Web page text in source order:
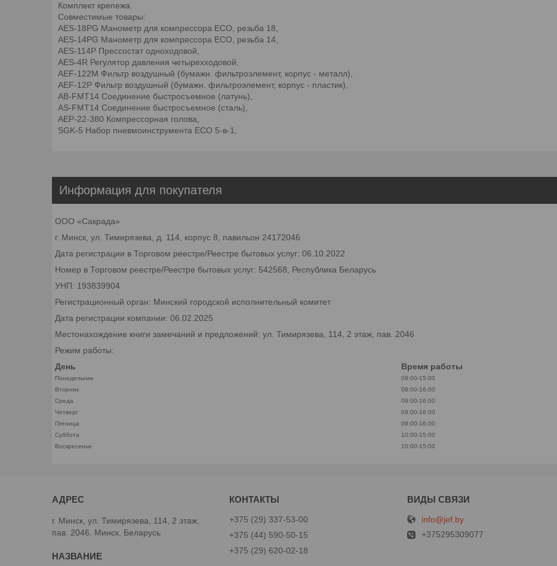
Комплект крепежа.
Совместимые товары:
AES-18PG Манометр для компрессора ECO, резьба 18,
AES-14PG Манометр для компрессора ECO, резьба 14,
AES-114P Прессостат одноходовой,
AES-4R Регулятор давления четырехходовой,
AEF-122M Фильтр воздушный (бумажн. фильтроэлемент, корпус - металл),
AEF-12P Фильтр воздушный (бумажн. фильтроэлемент, корпус - пластик),
AB-FMT14 Соединение быстросъемное (латунь),
AS-FMT14 Соединение быстросъемное (сталь),
AEP-22-380 Компрессорная голова,
SGK-5 Набор пневмоинструмента ECO 5-в-1,
Информация для покупателя
ООО «Сакрада»
г. Минск, ул. Тимирязева, д. 114, корпус 8, павильон 24172046
Дата регистрации в Торговом реестре/Реестре бытовых услуг: 06.10.2022
Номер в Торговом реестре/Реестре бытовых услуг: 542568, Республика Беларусь
УНП: 193839904
Регистрационный орган: Минский городской исполнительный комитет
Дата регистрации компании: 06.02.2025
Местонахождение книги замечаний и предложений: ул. Тимирязева, 114, 2 этаж, пав. 2046
Режим работы:
День
Время работы
Понедельник
09:00-15:00
Вторник
09:00-16:00
Среда
09:00-16:00
Четверг
09:00-16:00
Пятница
09:00-16:00
Суббота
10:00-15:00
Воскресенье
10:00-15:00
г. Минск, ул. Тимирязева, 114, 2 этаж,
пав. 2046, Минск, Беларусь
+375 (29) 337-53-00
+375 (44) 590-50-15
+375 (29) 620-02-18
info@jef.by
+375295309077